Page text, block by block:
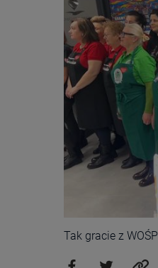
Tak gracie z WOŚP